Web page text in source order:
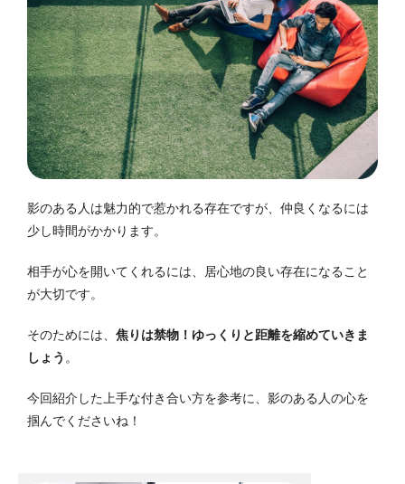
影のある人は魅力的で惹かれる存在ですが、仲良くなるには
少し時間がかかります。
相手が心を開いてくれるには、居心地の良い存在になること
が大切です。
そのためには、 焦りは禁物！ ゆっくりと距離を縮めていきま
しょう 。
今回紹介した上手な付き合い方を参考に、影のある人の心を
掴んでくださいね！